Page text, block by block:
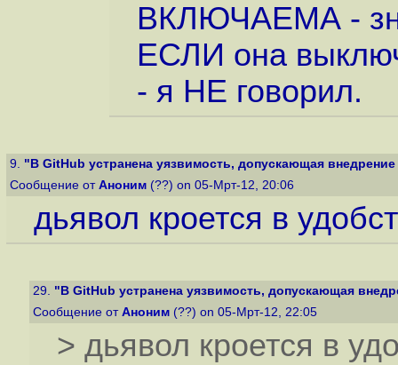
ВКЛЮЧАЕМА -
ЕСЛИ она
- я НЕ говорил.
9. "В GitHub устранена уязвимость, допускающая
Сообщение от Аноним (??) on 05-Мрт-12, 20:06
дьявол кроется в
29. "В GitHub устранена уязвимость, допускающая
Сообщение от Аноним (??) on 05-Мрт-12, 22:05
> дьявол кроется в